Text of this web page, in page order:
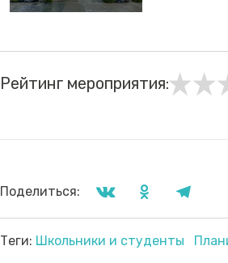
Рейтинг мероприятия:
Поделиться:
Теги: Школьники и студенты